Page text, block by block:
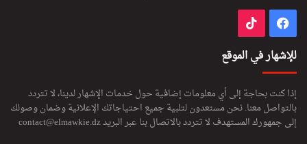
فيسبوك
للإشهار في الموقع
إذا كنت بحاجة إلى أي معلومات إضافية حول خدمات الإشهار لدينا، لا تتردد
بالتواصل معنا. نحن مستعدون لتلبية جميع احتياجاتك الإعلانية وضمان وصولك
إلى جمهورك المستهدف لا تتردد بالاتصال بنا عبر البريدcontact@elmawkie.dz